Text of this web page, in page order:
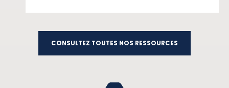
CONSULTEZ TOUTES NOS RESSOURCES